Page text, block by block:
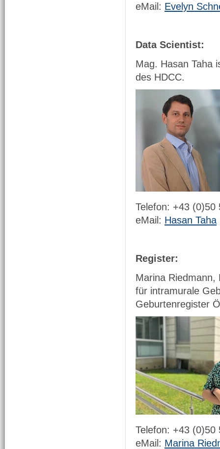
eMail: Evelyn
Data Scientist:
Mag. Hasan Taha
des HDCC.
Telefon: +43 (0)50
eMail: Hasan Taha
Register:
Marina
für intramurale
Geburtenregister
Telefon: +43 (0)50
eMail: Marina